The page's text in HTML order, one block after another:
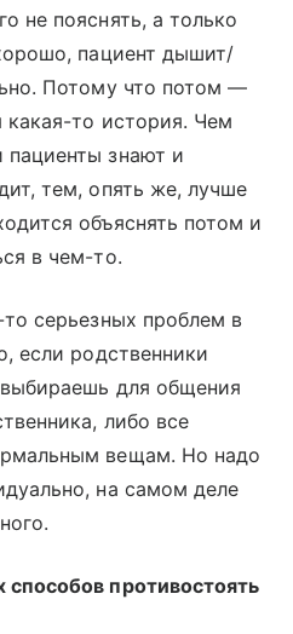
не пояснять, а только
пациент дышит/
Потому что потом —
то история. Чем
пациенты знают и
тем, опять же, лучше
объяснять потом и
в чем-то.
серьезных проблем в
если родственники
для общения
либо все
вещам. Но надо
на самом деле
противостоять